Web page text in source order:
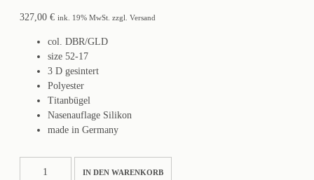
327,00 € ink. 19% MwSt. zzgl. Versand
col. DBR/GLD
size 52-17
3 D gesintert
Polyester
Titanbügel
Nasenauflage Silikon
made in Germany
IN DEN WARENKORB